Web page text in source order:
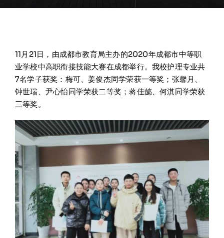
11月21日，由成都市教育局主办的2020年成都市中等职
业学校中高职衔接技能大赛在成都举行。我校护理专业共
7名学子获奖：梅可、姜俊杰同学荣获一等奖；张馨月、
钟世瑞、尹心怡同学荣获二等奖；蒋佳懿、何淇同学荣获
三等奖。